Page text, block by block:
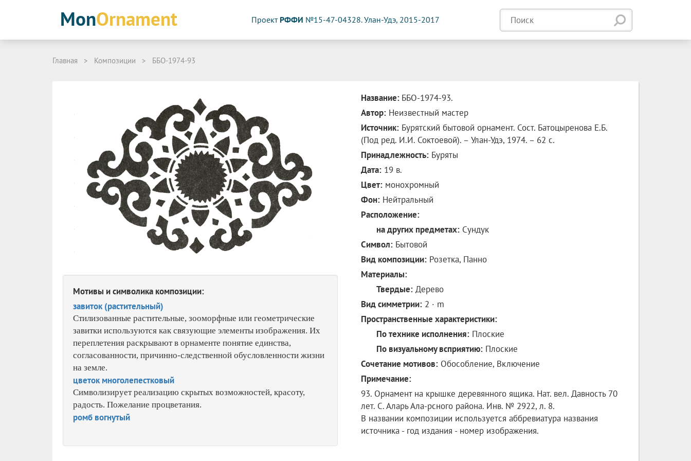
MonOrnament Проект РФФИ №15-47-04328. Улан-Удэ, 2015-2017
Главная > Композиции > ББО-1974-93
Мотивы и символика композиции:
завиток (растительный)
Стилизованные растительные, зооморфные или геометрические
завитки используются как связующие элементы изображения. Их
переплетения раскрывают в орнаменте понятие единства,
согласованности, причинно-следственной обусловленности жизни
на земле.
цветок многолепестковый
Символизирует реализацию скрытых возможностей, красоту,
радость. Пожелание процветания.
ромб вогнутый
Название: ББО-1974-93.
Автор: Неизвестный мастер
Источник: Бурятский бытовой орнамент. Сост. Батоцыренова Е.Б.
(Под ред. И.И. Соктоевой). – Улан-Удэ, 1974. – 62 с.
Принадлежность: Буряты
Дата: 19 в.
Цвет: монохромный
Фон: Нейтральный
Расположение:
на других предметах: Сундук
Символ: Бытовой
Вид композиции: Розетка, Панно
Материалы:
Твердые: Дерево
Вид симметрии: 2 · m
Пространственные характеристики:
По технике исполнения: Плоские
По визуальному всприятию: Плоские
Сочетание мотивов: Обособление, Включение
Примечание:
93. Орнамент на крышке деревянного ящика. Нат. вел. Давность 70
лет. С. Аларь Ала-рсного района. Инв. № 2922, л. 8.
В названии композиции используется аббревиатура названия
источника - год издания - номер изображения.